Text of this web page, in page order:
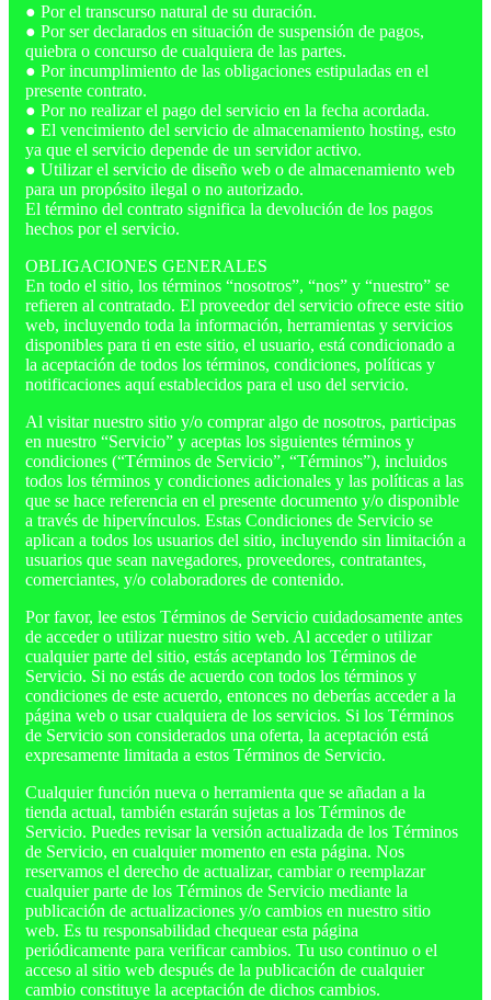
● Por el transcurso natural de su duración.
● Por ser declarados en situación de suspensión de pagos,
quiebra o concurso de cualquiera de las partes.
● Por incumplimiento de las obligaciones estipuladas en el
presente contrato.
● Por no realizar el pago del servicio en la fecha acordada.
● El vencimiento del servicio de almacenamiento hosting, esto
ya que el servicio depende de un servidor activo.
● Utilizar el servicio de diseño web o de almacenamiento web
para un propósito ilegal o no autorizado.
El término del contrato significa la devolución de los pagos
hechos por el servicio.
OBLIGACIONES GENERALES
En todo el sitio, los términos “nosotros”, “nos” y “nuestro” se
refieren al contratado. El proveedor del servicio ofrece este sitio
web, incluyendo toda la información, herramientas y servicios
disponibles para ti en este sitio, el usuario, está condicionado a
la aceptación de todos los términos, condiciones, políticas y
notificaciones aquí establecidos para el uso del servicio.
Al visitar nuestro sitio y/o comprar algo de nosotros, participas
en nuestro “Servicio” y aceptas los siguientes términos y
condiciones (“Términos de Servicio”, “Términos”), incluidos
todos los términos y condiciones adicionales y las políticas a las
que se hace referencia en el presente documento y/o disponible
a través de hipervínculos. Estas Condiciones de Servicio se
aplican a todos los usuarios del sitio, incluyendo sin limitación a
usuarios que sean navegadores, proveedores, contratantes,
comerciantes, y/o colaboradores de contenido.
Por favor, lee estos Términos de Servicio cuidadosamente antes
de acceder o utilizar nuestro sitio web. Al acceder o utilizar
cualquier parte del sitio, estás aceptando los Términos de
Servicio. Si no estás de acuerdo con todos los términos y
condiciones de este acuerdo, entonces no deberías acceder a la
página web o usar cualquiera de los servicios. Si los Términos
de Servicio son considerados una oferta, la aceptación está
expresamente limitada a estos Términos de Servicio.
Cualquier función nueva o herramienta que se añadan a la
tienda actual, también estarán sujetas a los Términos de
Servicio. Puedes revisar la versión actualizada de los Términos
de Servicio, en cualquier momento en esta página. Nos
reservamos el derecho de actualizar, cambiar o reemplazar
cualquier parte de los Términos de Servicio mediante la
publicación de actualizaciones y/o cambios en nuestro sitio
web. Es tu responsabilidad chequear esta página
periódicamente para verificar cambios. Tu uso continuo o el
acceso al sitio web después de la publicación de cualquier
cambio constituye la aceptación de dichos cambios.